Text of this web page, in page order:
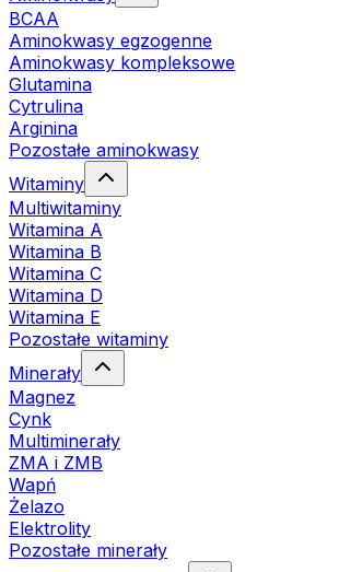
BCAA
Aminokwasy egzogenne
Aminokwasy kompleksowe
Glutamina
Cytrulina
Arginina
Pozostałe aminokwasy
Witaminy
Multiwitaminy
Witamina A
Witamina B
Witamina C
Witamina D
Witamina E
Pozostałe witaminy
Minerały
Magnez
Cynk
Multiminerały
ZMA i ZMB
Wapń
Żelazo
Elektrolity
Pozostałe minerały